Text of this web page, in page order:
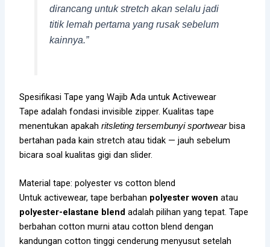
dirancang untuk stretch akan selalu jadi
titik lemah pertama yang rusak sebelum
kainnya.”
Spesifikasi Tape yang Wajib Ada untuk Activewear
Tape adalah fondasi invisible zipper. Kualitas tape
menentukan apakahritsleting tersembunyi sportwearbisa
bertahan pada kain stretch atau tidak — jauh sebelum
bicara soal kualitas gigi dan slider.
Material tape: polyester vs cotton blend
Untuk activewear, tape berbahan polyester woven atau
polyester-elastane blend adalah pilihan yang tepat. Tape
berbahan cotton murni atau cotton blend dengan
kandungan cotton tinggi cenderung menyusut setelah